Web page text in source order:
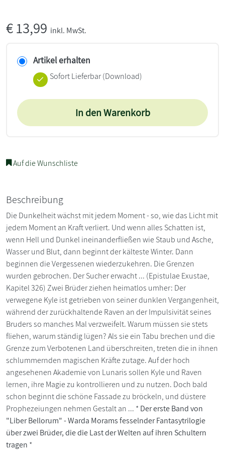
€13,99 inkl. MwSt.
Artikel erhalten
Sofort Lieferbar (Download)
In den Warenkorb
Auf die Wunschliste
Beschreibung
Die Dunkelheit wächst mit jedem Moment - so, wie das Licht mit
jedem Moment an Kraft verliert. Und wenn alles Schatten ist,
wenn Hell und Dunkel ineinanderfließen wie Staub und Asche,
Wasser und Blut, dann beginnt der kälteste Winter. Dann
beginnen die Vergessenen wiederzukehren. Die Grenzen
wurden gebrochen. Der Sucher erwacht ... (Epistulae Exustae,
Kapitel 326) Zwei Brüder ziehen heimatlos umher: Der
verwegene Kyle ist getrieben von seiner dunklen Vergangenheit,
während der zurückhaltende Raven an der Impulsivität seines
Bruders so manches Mal verzweifelt. Warum müssen sie stets
fliehen, warum ständig lügen? Als sie ein Tabu brechen und die
Grenze zum Verbotenen Land überschreiten, treten die in ihnen
schlummernden magischen Kräfte zutage. Auf der hoch
angesehenen Akademie von Lunaris sollen Kyle und Raven
lernen, ihre Magie zu kontrollieren und zu nutzen. Doch bald
schon beginnt die schöne Fassade zu bröckeln, und düstere
Prophezeiungen nehmen Gestalt an ... *Der erste Band von
"Liber Bellorum" - Warda Morams fesselnder Fantasytrilogie
über zwei Brüder, die die Last der Welten auf ihren Schultern
tragen *